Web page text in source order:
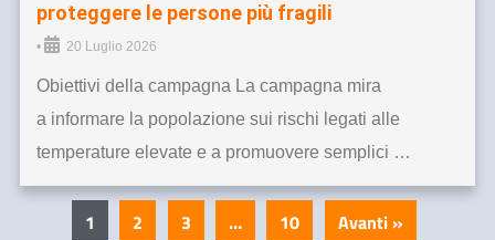
proteggere le persone più fragili
• 20 Luglio 2026
Obiettivi della campagna La campagna mira
a informare la popolazione sui rischi legati alle
temperature elevate e a promuovere semplici …
1 2 3 … 10 Avanti »